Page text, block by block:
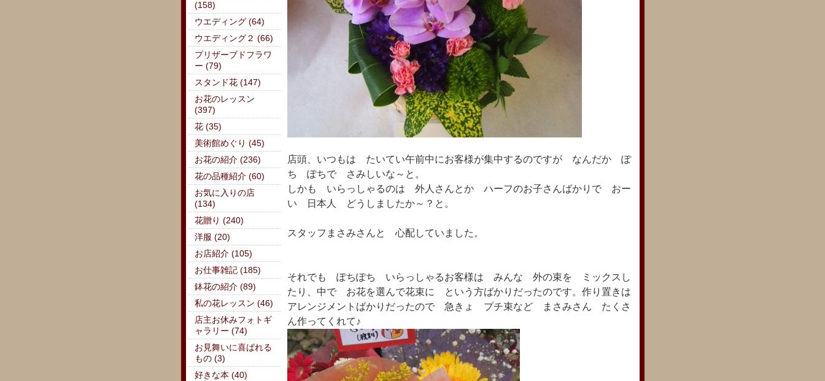
店頭、いつもは たいてい午前中にお客様が集中するのですが なんだか ぽ
ち ぽちで さみしいな～と。
しかも いらっしゃるのは 外人さんとか ハーフのお子さんばかりで おー
い 日本人 どうしましたか～？と。
スタッフまさみさんと 心配していました。
それでも ぽちぽち いらっしゃるお客様は みんな 外の束を ミックスし
たり、中で お花を選んで花束に という方ばかりだったのです。作り置きは
アレンジメントばかりだったので 急きょ プチ束など まさみさん たくさ
ん作ってくれて♪
(158)
ウエディング (64)
ウエディング２ (66)
プリザーブドフラワ
ー (79)
スタンド花 (147)
お花のレッスン
(397)
花 (35)
美術館めぐり (45)
お花の紹介 (236)
花の品種紹介 (60)
お気に入りの店
(134)
花贈り (240)
洋服 (20)
お店紹介 (105)
お仕事雑記 (185)
鉢花の紹介 (89)
私の花レッスン (46)
店主お休みフォトギ
ャラリー (74)
お見舞いに喜ばれる
もの (3)
好きな本 (40)